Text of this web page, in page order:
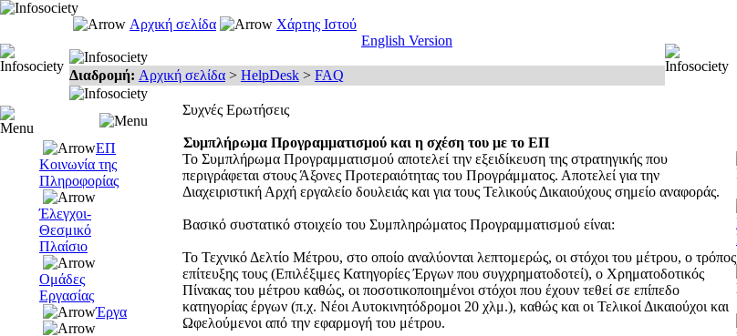
Αρχική σελίδα
Χάρτης Ιστού
English Version
Διαδρομή: Αρχική σελίδα > HelpDesk > FAQ
ΕΠ
Κοινωνία της
Πληροφορίας
Έλεγχοι-
Θεσμικό
Πλαίσιο
Ομάδες
Εργασίας
Έργα
Συχνές Ερωτήσεις
Συμπλήρωμα Προγραμματισμού και η σχέση του με το ΕΠ
Το Συμπλήρωμα Προγραμματισμού αποτελεί την εξειδίκευση της στρατηγικής που
περιγράφεται στους Άξονες Προτεραιότητας του Προγράμματος. Αποτελεί για την
Διαχειριστική Αρχή εργαλείο δουλειάς και για τους Τελικούς Δικαιούχους σημείο αναφοράς.
Βασικό συστατικό στοιχείο του Συμπληρώματος Προγραμματισμού είναι:
Το Τεχνικό Δελτίο Μέτρου, στο οποίο αναλύονται λεπτομερώς, οι στόχοι του μέτρου, ο τρόπος
επίτευξης τους (Επιλέξιμες Κατηγορίες Έργων που συγχρηματοδοτεί), ο Χρηματοδοτικός
Πίνακας του μέτρου καθώς, οι ποσοτικοποιημένοι στόχοι που έχουν τεθεί σε επίπεδο
κατηγορίας έργων (π.χ. Νέοι Αυτοκινητόδρομοι 20 χλμ.), καθώς και οι Τελικοί Δικαιούχοι και
Ωφελούμενοι από την εφαρμογή του μέτρου.